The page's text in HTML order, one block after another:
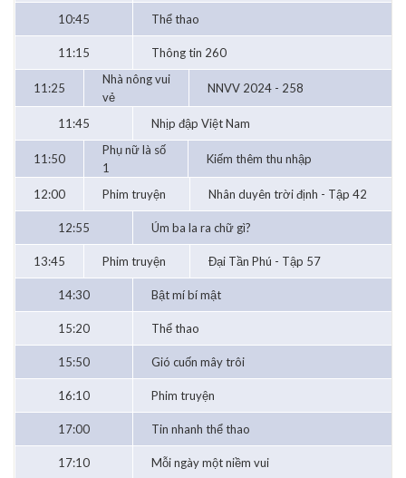
10:45 Thể thao
11:15 Thông tin 260
11:25
Nhà nông vui
vẻ
NNVV 2024 - 258
11:45 Nhịp đập Việt Nam
11:50
Phụ nữ là số
1
Kiếm thêm thu nhập
12:00 Phim truyện Nhân duyên trời định - Tập 42
12:55 Úm ba la ra chữ gì?
13:45 Phim truyện Đại Tần Phú - Tập 57
14:30 Bật mí bí mật
15:20 Thể thao
15:50 Gió cuốn mây trôi
16:10 Phim truyện
17:00 Tin nhanh thể thao
17:10 Mỗi ngày một niềm vui